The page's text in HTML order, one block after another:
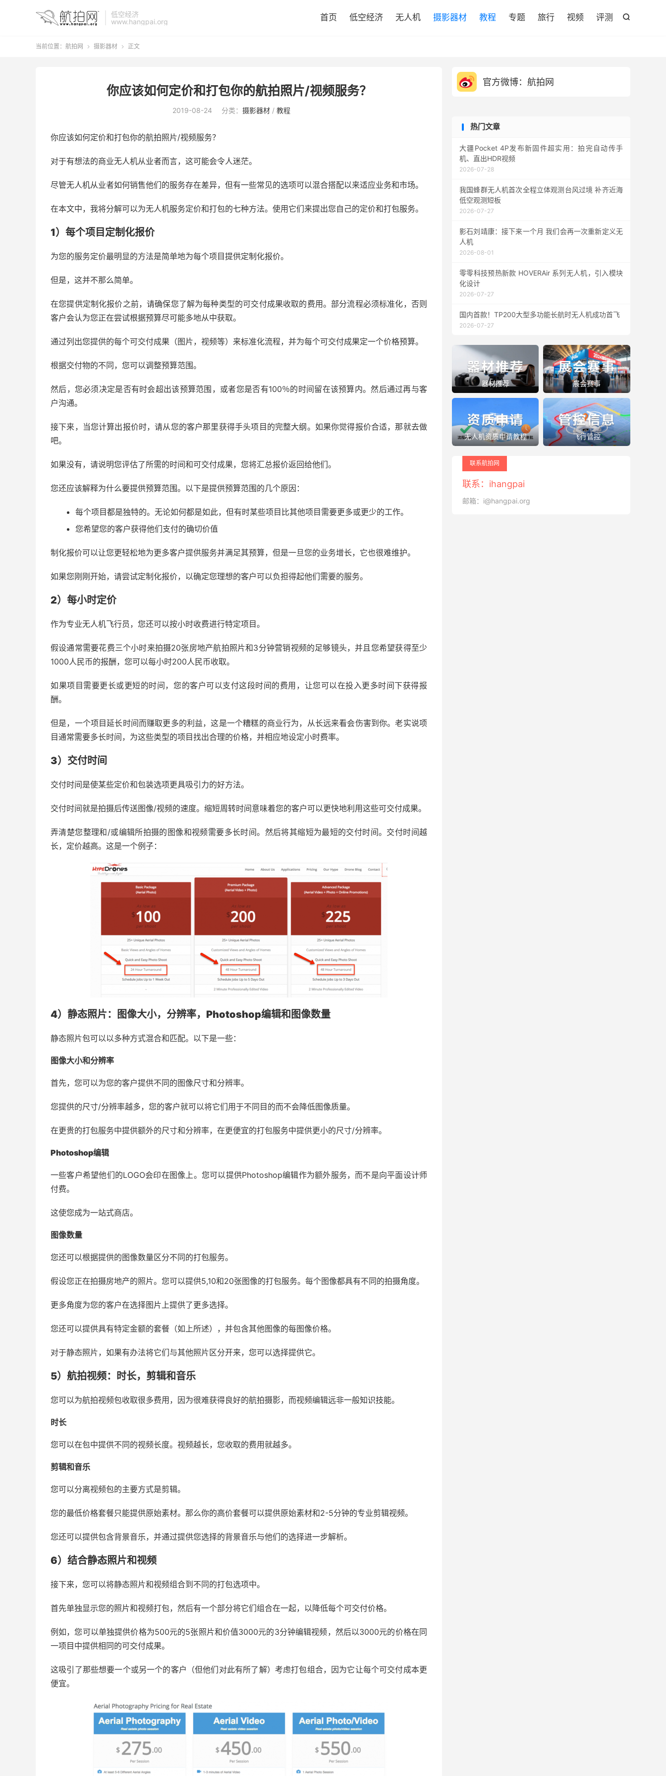
低空经济
www.hangpai.org

首页 低空经济 无人机 摄影器材 教程 专题 旅行 视频 评测
当前位置： 航拍网  摄影器材  正文
你应该如何定价和打包你的航拍照片/视频服务？
2019-08-24 分类： 摄影器材 / 教程
你应该如何定价和打包你的航拍照片/视频服务？
对于有想法的商业无人机从业者而言，这可能会令人迷茫。
尽管无人机从业者如何销售他们的服务存在差异，但有一些常见的选项可以混合搭配以来适应业务和市场。
在本文中，我将分解可以为无人机服务定价和打包的七种方法。使用它们来提出您自己的定价和打包服务。
1）每个项目 定制化报价
为您的服务定价最明显的方法是简单地为每个项目提供定制化报价。
但是，这并不那么简单。
在您提供定制化报价之前，请确保您了解为每种类型的可交付成果收取的费用。部分流程必须标准化，否则
客户会认为您正在尝试根据预算尽可能多地从中获取。
通过列出您提供的每个可交付成果（图片，视频等）来标准化流程，并为每个可交付成果定一个价格预算。
根据交付物的不同，您可以调整预算范围。
然后，您必须决定是否有时会超出该预算范围，或者您是否有100％的时间留在该预算内。然后通过再与客
户沟通。
接下来，当您计算出报价时，请从您的客户那里获得手头项目的完整大纲。如果你觉得报价合适，那就去做
吧。
如果没有，请说明您评估了所需的时间和可交付成果，您将汇总报价返回给他们。
您还应该解释为什么要提供预算范围。以下是提供预算范围的几个原因：
每个项目都是独特的。无论如何都是如此，但有时某些项目比其他项目需要更多或更少的工作。
您希望您的客户获得他们支付的确切价值
制化报价可以让您更轻松地为更多客户提供服务并满足其预算，但是一旦您的业务增长，它也很难维护。
如果您刚刚开始，请尝试定制化报价，以确定您理想的客户可以负担得起他们需要的服务。
2） 每小时定价
作为专业无人机飞行员，您还可以按小时收费进行特定项目。
假设通常需要花费三个小时来拍摄20张房地产航拍照片和3分钟营销视频的足够镜头，并且您希望获得至少
1000人民币的报酬，您可以每小时200人民币收取。
如果项目需要更长或更短的时间，您的客户可以支付这段时间的费用，让您可以在投入更多时间下获得报
酬。
但是，一个项目延长时间而赚取更多的利益，这是一个糟糕的商业行为，从长远来看会伤害到你。老实说项
目通常需要多长时间，为这些类型的项目找出合理的价格，并相应地设定小时费率。
3） 交付时间
交付时间是使某些定价和包装选项更具吸引力的好方法。
交付时间就是拍摄后传送图像/视频的速度。缩短周转时间意味着您的客户可以更快地利用这些可交付成果。
弄清楚您整理和/或编辑所拍摄的图像和视频需要多长时间。然后将其缩短为最短的交付时间。交付时间越
长，定价越高。这是一个例子：
4）静态照片：图像大小，分辨率，Photoshop编辑和图像数量
静态照片包可以以多种方式混合和匹配。以下是一些：
图像大小和分辨率
首先，您可以为您的客户提供不同的图像尺寸和分辨率。
您提供的尺寸/分辨率越多，您的客户就可以将它们用于不同目的而不会降低图像质量。
在更贵的打包服务中提供额外的尺寸和分辨率，在更便宜的打包服务中提供更小的尺寸/分辨率。
Photoshop编辑
一些客户希望他们的LOGO会印在图像上。您可以提供Photoshop编辑作为额外服务，而不是向平面设计师
付费。
这使您成为一站式商店。
图像数量
您还可以根据提供的图像数量区分不同的打包服务。
假设您正在拍摄房地产的照片。您可以提供5,10和20张图像的打包服务。每个图像都具有不同的拍摄角度。
更多角度为您的客户在选择图片上提供了更多选择。
您还可以提供具有特定金额的套餐（如上所述），并包含其他图像的每图像价格。
对于静态照片，如果有办法将它们与其他照片区分开来，您可以选择提供它。
5）航拍视频： 时长， 剪辑和音乐
您可以为航拍视频包收取很多费用，因为很难获得良好的航拍摄影，而视频编辑远非一般知识技能。
时长
您可以在包中提供不同的视频长度。视频越长，您收取的费用就越多。
剪辑和音乐
您可以分离视频包的主要方式是剪辑。
您的最低价格套餐只能提供原始素材。那么你的高价套餐可以提供原始素材和2-5分钟的专业剪辑视频。
您还可以提供包含背景音乐，并通过提供您选择的背景音乐与他们的选择进一步解析。
6）结合静态照片和视频
接下来，您可以将静态照片和视频组合到不同的打包选项中。
首先单独显示您的照片和视频打包，然后有一个部分将它们组合在一起，以降低每个可交付价格。
例如，您可以单独提供价格为500元的5张照片和价值3000元的3分钟编辑视频，然后以3000元的价格在同
一项目中提供相同的可交付成果。
这吸引了那些想要一个或另一个的客户（但他们对此有所了解）考虑打包组合，因为它让每个可交付成本更
便宜。
官方微博：航拍网
热门文章
大疆Pocket 4P发布新固件超实用：拍完自动传手
机、直出HDR视频
2026-07-28
我国蜂群无人机首次全程立体观测台风过境 补齐近海
低空观测短板
2026-07-27
影石刘靖康：接下来一个月 我们会再一次重新定义无
人机
2026-08-01
零零科技预热新款 HOVERAir 系列无人机，引入模块
化设计
2026-07-27
国内首款！TP200大型多功能长航时无人机成功首飞
2026-07-27
器材推荐 展会赛事
无人机资质申请教程 飞行管控
联系航拍网
联系：ihangpai
邮箱：i@hangpai.org